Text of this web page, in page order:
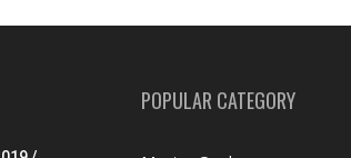
POPULAR CATEGORY